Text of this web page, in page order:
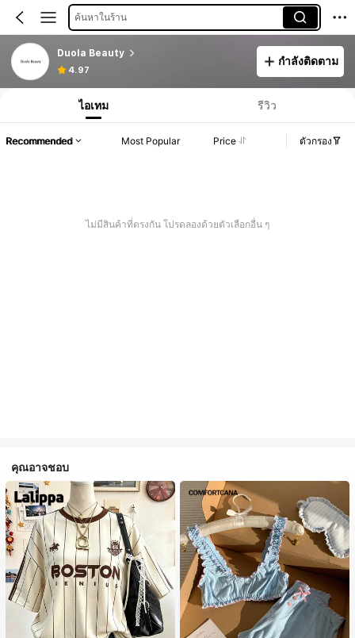
ค้นหาในร้าน
Duola Beauty
4.97
กำลังติดตาม
ไอเทม รีวิว
Recommended Most Popular Price ตัวกรอง
ไม่มีสินค้าที่ตรงกัน โปรดลองด้วยตัวเลือกอื่น ๆ
คุณอาจชอบ